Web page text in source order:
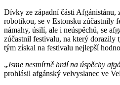
Dívky ze západní části Afgánistánu,
robotikou, se v Estonsku zúčastnily
námahy, úsilí, ale i neúspěchů, se
zúčastnil festivalu, na který dorazily
tým získal na festivalu nejlepší
„Jsme nesmírně hrdí na úspěchy
prohlásil afgánský velvyslanec ve